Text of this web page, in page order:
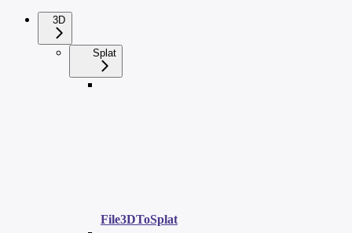
3D
Splat
File3DToSplat